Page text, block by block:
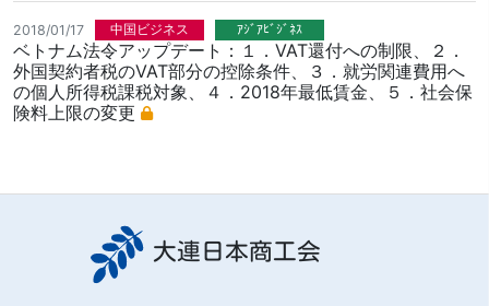
2018/01/17 中国ビジネス ｱｼﾞｱﾋﾞｼﾞﾈｽ
ベトナム法令アップデート：１．VAT還付への制限、２．
外国契約者税のVAT部分の控除条件、３．就労関連費用へ
の個人所得税課税対象、４．2018年最低賃金、５．社会保
険料上限の変更
大連日本商工会